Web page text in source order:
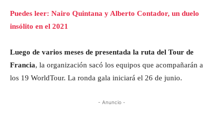
Puedes leer: Nairo Quintana y Alberto Contador, un duelo
insólito en el 2021
Luego de varios meses de presentada la ruta del Tour de
Francia, la organización sacó los equipos que acompañarán a
los 19 WorldTour. La ronda gala iniciará el 26 de junio.
- Anuncio -